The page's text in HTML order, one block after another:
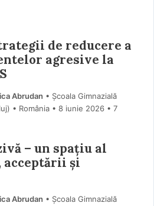
de reducere a
agresive la
Abrudan • Școala Gimnazială
• România
8 iunie 2026 • 7
– un spațiu al
și
Abrudan • Școala Gimnazială